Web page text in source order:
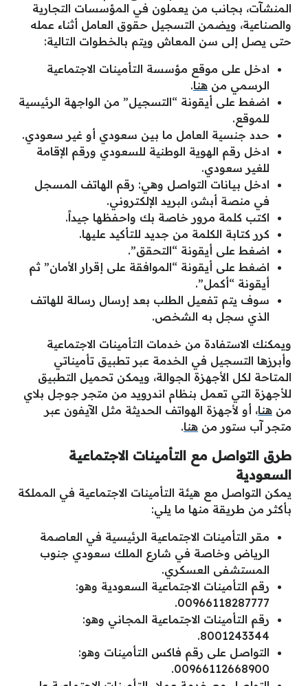
المنشآت، بجانب من يعملون في المؤسسات التجارية
والصناعية، ويضمن التسجيل حقوق العامل أثناء عمله
حتى يصل إلى سن المعاش ويتم بالخطوات التالية:
ادخل على موقع مؤسسة التأمينات الاجتماعية
الرسمي من هنا.
اضغط على أيقونة “التسجيل” من الواجهة الرئيسية
للموقع.
حدد جنسية العامل ما بين سعودي أو غير سعودي.
ادخل رقم الهوية الوطنية للسعودي ورقم الإقامة
للغير سعودي.
ادخل بيانات التواصل وهي: رقم الهاتف المسجل
في منصة أبشر، البريد الإلكتروني.
اكتب كلمة مرور خاصة بك واحفظها جيداً.
كرر كتابة الكلمة من جديد للتأكيد عليها.
اضغط على أيقونة “التحقق”.
اضغط على أيقونة “الموافقة على إقرار الأمان” ثم
أيقونة “أكمل”.
سوف يتم تفعيل الطلب بعد إرسال رسالة للهاتف
الذي سجل به الشخص.
ويمكنك الاستفادة من خدمات التأمينات الاجتماعية
وأبرزها التسجيل في الخدمة عبر تطبيق تأميناتي
المتاحة لكل الأجهزة الجوالة، ويمكن تحميل التطبيق
للأجهزة التي تعمل بنظام اندرويد من متجر جوجل بلاي
من هنا، أو لأجهزة الهواتف الحديثة مثل الآيفون عبر
متجر آب ستور من هنا.
طرق التواصل مع التأمينات الاجتماعية
السعودية
يمكن التواصل مع هيئة التأمينات الاجتماعية في المملكة
بأكثر من طريقة منها ما يلي:
مقر التأمينات الاجتماعية الرئيسية في العاصمة
الرياض وخاصة في شارع الملك سعودي جنوب
المستشفى العسكري.
رقم التأمينات الاجتماعية السعودية وهو:
00966118287777.
رقم التأمينات الاجتماعية المجاني وهو:
8001243344.
التواصل على رقم فاكس التأمينات وهو:
00966112668900.